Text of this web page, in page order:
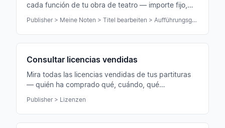
cada función de tu obra de teatro — importe fijo,
Publisher > Meine Noten > Titel bearbeiten > Aufführungsgebühren
Consultar licencias vendidas
Mira todas las licencias vendidas de tus partituras
— quién ha comprado qué, cuándo, qué
Publisher > Lizenzen